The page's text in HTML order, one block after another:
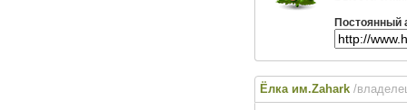
Постоянный
Ёлка им.Zahark /